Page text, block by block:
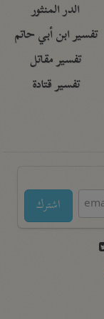
الدر المنثور
تفسير ابن أبي حاتم
تفسير مقاتل
تفسير قتادة
اشترك